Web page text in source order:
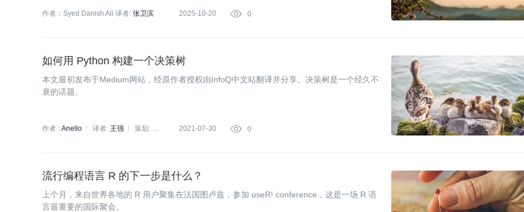
作者：Syed Danish Ali 译者: 张卫滨 2025-10-20  0
如何用 Python 构建一个决策树
本文最初发布于Medium网站，经原作者授权由InfoQ中文站翻译并分享。决策树是一个经久不
衰的话题。
作者 : Anello 译者: 王强
策划:
2021-07-30  0
流行编程语言 R 的下一步是什么？
上个月，来自世界各地的 R 用户聚集在法国图卢兹，参加 useR! conference，这是一场 R 语
言最重要的国际聚会。